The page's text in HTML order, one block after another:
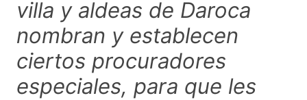
villa y aldeas de Daroca
nombran y establecen
ciertos procuradores
especiales, para que les